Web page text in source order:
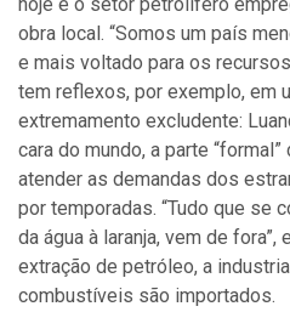
obra local. “Somos um país
e mais voltado para os
tem reflexos, por exemplo, em
extremamento excludente:
cara do mundo, a parte
atender as demandas dos
por temporadas. “Tudo que se
da água à laranja, vem de
extração de petróleo, a
combustíveis são importados.